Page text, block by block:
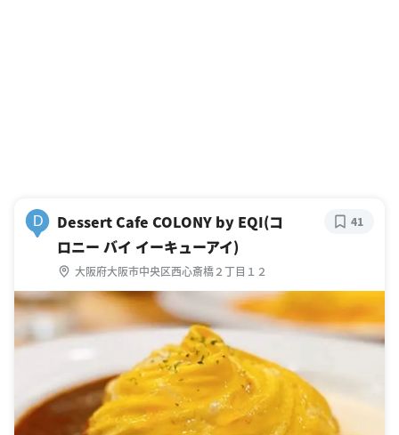
D
Dessert Cafe COLONY by EQI(コ
ロニー バイ イーキューアイ)
大阪府大阪市中央区西心斎橋２丁目１２
41